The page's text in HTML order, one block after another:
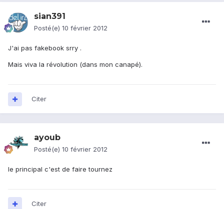
sian391
Posté(e) 10 février 2012
J'ai pas fakebook srry .
Mais viva la révolution (dans mon canapé).
Citer
ayoub
Posté(e) 10 février 2012
le principal c'est de faire tournez
Citer